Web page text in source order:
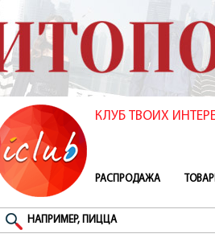
КЛУБ ТВОИХ
РАСПРОДАЖА